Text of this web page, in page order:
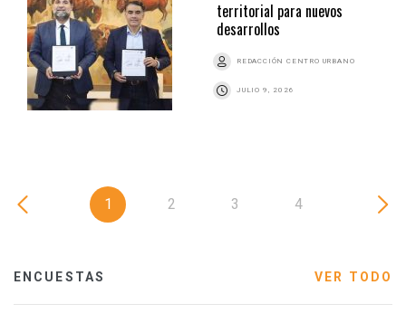
territorial para nuevos
desarrollos
REDACCIÓN CENTRO URBANO
JULIO 9, 2026
1 2 3 4
ENCUESTAS VER TODO